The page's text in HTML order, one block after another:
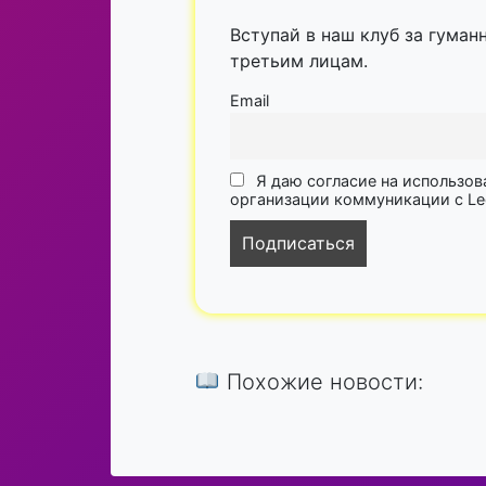
Вступай в наш клуб за
третьим лицам.
Email
Я даю согласие на
организации коммуникации с
Похожие новости: